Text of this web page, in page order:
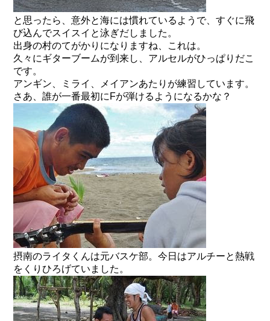
と思ったら、意外と海には慣れているようで、すぐに飛
び込んでスイスイと泳ぎだしました。
出身の村のてがかりになりますね、これは。
久々にギターブームが到来し、アルセルがひっぱりだこ
です。
アンギン、ミライ、メイアンあたりが練習しています。
さあ、誰が一番最初にFが弾けるようになるかな？
摂南のライタくんは元バスケ部。今日はアルチーと熱戦
をくりひろげていました。